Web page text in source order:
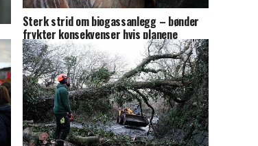
Sterk strid om biogassanlegg – bønder
frykter konsekvenser hvis planene
stoppes